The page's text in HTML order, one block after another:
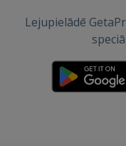
Lejupielādē